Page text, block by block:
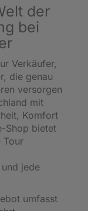
der
bei
Verkäufer,
die genau
versorgen
mit
Komfort
Shop bietet
Tour
jede
umfasst